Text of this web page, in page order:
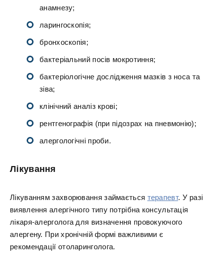
анамнезу;
ларингоскопія;
бронхоскопія;
бактеріальний посів мокротиння;
бактеріологічне дослідження мазків з носа та
зіва;
клінічний аналіз крові;
рентгенографія (при підозрах на пневмонію);
алергологічні проби.
Лікування
Лікуванням захворювання займається терапевт. У разі
виявлення алергічного типу потрібна консультація
лікаря-алерголога для визначення провокуючого
алергену. При хронічній формі важливими є
рекомендації отоларинголога.